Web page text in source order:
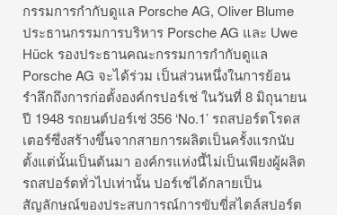
กรรมการกำกับดูแล Porsche AG, Oliver Blume
ประธานกรรมการบริหาร Porsche AG และ Uwe
Hück รองประธานคณะกรรมการกำกับดูแล
Porsche AG จะได้ร่วม เป็นส่วนหนึ่งในการย้อน
รำลึกถึงการก่อตั้งองค์กรปอร์เช่ ในวันที่ 8 มิถุนายน
ปี 1948 รถยนต์ปอร์เช่ 356 ‘No.1’ รถสปอร์ตโรดส
เตอร์ซึ่งสร้างขึ้นจากสายการผลิตเป็นครั้งแรกนับ
ตั้งแต่นั้นเป็นต้นมา องค์กรแห่งนี้ไม่เป็นเพียงผู้ผลิต
รถสปอร์ตทั่วไปเท่านั้น ปอร์เช่ได้กลายเป็น
สัญลักษณ์ของประสบการณ์การขับขี่สไตล์สปอร์ต